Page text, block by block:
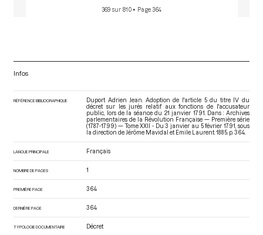
369 sur 810 • Page 364
Infos
RÉFÉRENCE BIBLIOGRAPHIQUE
Duport Adrien Jean. Adoption de l'article 5 du titre IV du
décret sur les jurés relatif aux fonctions de l'accusateur
public, lors de la séance du 21 janvier 1791. Dans : Archives
parlementaires de la Révolution Française — Première série
(1787-1799) — Tome XXII - Du 3 janvier au 5 février 1791 , sous
la direction de Jérôme Mavidal et Emile Laurent. 1885. p. 364.
LANGUE PRINCIPALE Français
NOMBRE DE PAGES 1
PREMIÈRE PAGE 364
DERNIÈRE PAGE 364
TYPOLOGIE DOCUMENTAIRE Décret